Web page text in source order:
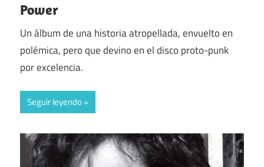
Power
Un álbum de una historia atropellada, envuelto en
polémica, pero que devino en el disco proto-punk
por excelencia.
Seguir leyendo